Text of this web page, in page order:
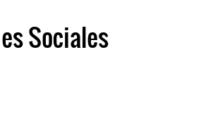
Sociales